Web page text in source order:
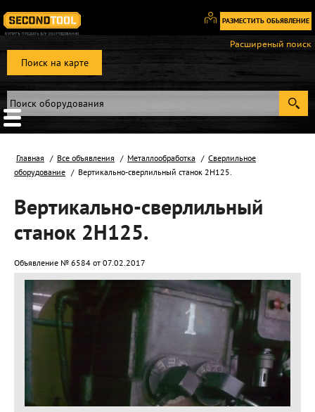
РАЗМЕСТИТЬ ОБЬЯВЛЕНИЕ
Вход
Регистрация
Поиск на карте
Расширеный поиск
Главная Все объявления Металлообработка
Сверлильное
оборудование
Вертикально-сверлильный станок 2Н125.
Вертикально-сверлильный
станок 2Н125.
Объявление № 6584 от 07.02.2017